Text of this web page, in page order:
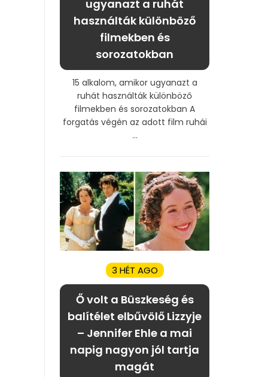
ugyanazt a ruhát
használták különböző
filmekben és
sorozatokban
15 alkalom, amikor ugyanazt a
ruhát használták különböző
filmekben és sorozatokban A
forgatás végén az adott film ruhái
...
3 HÉT AGO
Ő volt a Büszkeség és
balítélet elbűvölő Lizzyje
– Jennifer Ehle a mai
napig nagyon jól tartja
magát